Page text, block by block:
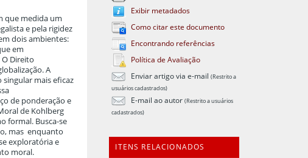
Exibir metadados
Como citar este documento
Encontrando referências
Política de Avaliação
Enviar artigo via e-mail(Restrito a
usuários cadastrados)
E-mail ao autor(Restrito a usuários
cadastrados)
ITENS RELACIONADOS
que medida um
e pela rigidez
dois ambientes:
em
Direito
A
mais eficaz
de ponderação e
de Kohlberg
formal. Busca-se
mas enquanto
exploratória e
moral.